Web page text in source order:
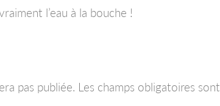
l’eau à la bouche !
pas publiée. Les champs obligatoires sont